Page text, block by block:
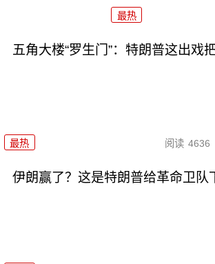
最热
五角大楼“罗生门”：特朗普这出戏
最热 阅读 4636
伊朗赢了？这是特朗普给革命卫队